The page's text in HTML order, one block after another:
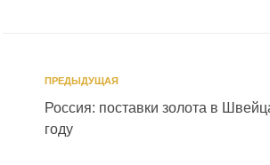
ПРЕДЫДУЩАЯ
Россия: поставки золота в
году